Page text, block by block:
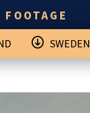
SWEDEN